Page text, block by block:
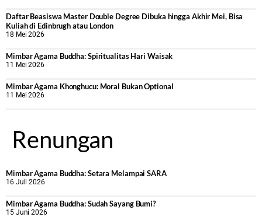
Daftar Beasiswa Master Double Degree Dibuka hingga Akhir Mei, Bisa
Kuliah di Edinbrugh atau London
18 Mei 2026
Mimbar Agama Buddha: Spiritualitas Hari Waisak
11 Mei 2026
Mimbar Agama Khonghucu: Moral Bukan Optional
11 Mei 2026
Renungan
Mimbar Agama Buddha: Setara Melampai SARA
16 Juli 2026
Mimbar Agama Buddha: Sudah Sayang Bumi?
15 Juni 2026